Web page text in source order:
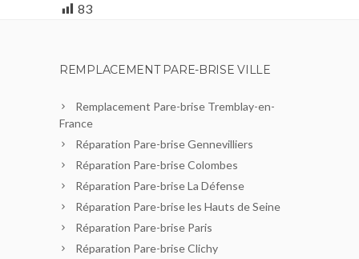
83
REMPLACEMENT PARE-BRISE VILLE
Remplacement Pare-brise Tremblay-en-
France
Réparation Pare-brise Gennevilliers
Réparation Pare-brise Colombes
Réparation Pare-brise La Défense
Réparation Pare-brise les Hauts de Seine
Réparation Pare-brise Paris
Réparation Pare-brise Clichy